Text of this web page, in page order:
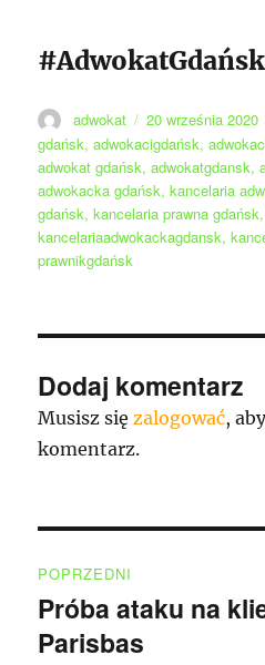
#AdwokatGdańsk
Autor
adwokat
Data
publikacji
20 września 2020
gdańsk,adwokacigdańsk,
adwokat gdańsk,adwokatgdansk,
adwokacka gdańsk,kancelaria
gdańsk,kancelaria prawna gdańsk
kancelariaadwokackagdansk,
prawnikgdańsk
Dodaj komentarz
Musisz sięzalogować,
komentarz.
wpisu
POPRZEDNI
Poprzedni
wpis:
Próba ataku na
Parisbas